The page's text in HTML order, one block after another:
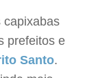
capixabas
prefeitos e
Santo.